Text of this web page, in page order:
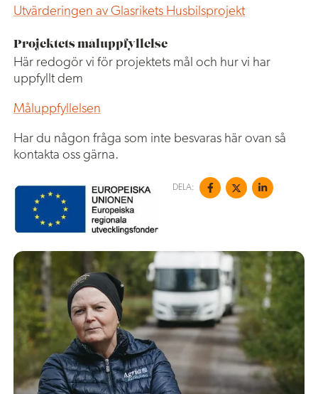
Utvärderingen av Glasrikets Husbilsprojekt
Projektets måluppfyllelse
Här redogör vi för projektets mål och hur vi har
uppfyllt dem
Måluppfyllelsen
Har du någon fråga som inte besvaras här ovan så
kontakta oss gärna.
DELA: